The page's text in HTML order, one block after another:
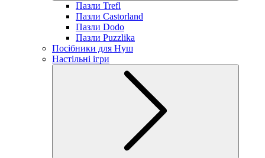
Пазли Trefl
Пазли Castorland
Пазли Dodo
Пазли Puzzlika
Посібники для Нуш
Настільні ігри